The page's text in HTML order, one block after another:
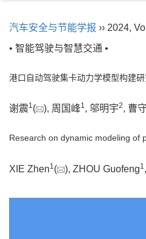
汽车安全与节能学报 ›› 2024,
• 智能驾驶与智慧交通 •
港口自动驾驶集卡动力学模型构建
谢震1( ), 周国峰1, 邬明宇2, 曹
Research on dynamic modeling of
XIE Zhen1 ( ), ZHOU Guofeng1